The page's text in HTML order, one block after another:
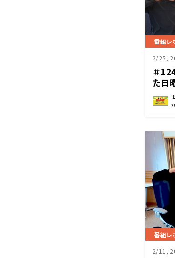
番組レ
2/25,
＃
た日
番組レ
2/11,